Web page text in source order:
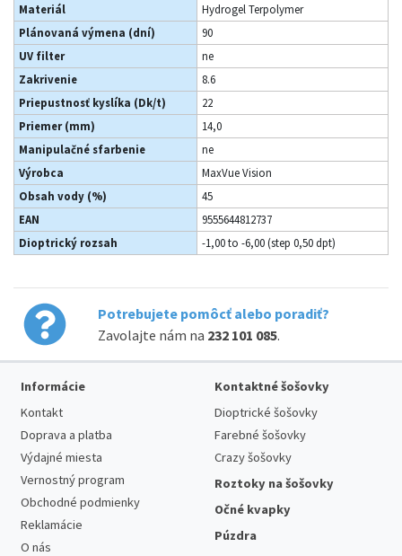
Materiál
Hydrogel Terpolymer
Plánovaná výmena (dní)
90
UV filter
ne
Zakrivenie
8.6
Priepustnosť kyslíka (Dk/t)
22
Priemer (mm)
14,0
Manipulačné sfarbenie
ne
Výrobca
MaxVue Vision
Obsah vody (%)
45
EAN
9555644812737
Dioptrický rozsah
-1,00 to -6,00 (step 0,50 dpt)
Potrebujete pomôcť alebo poradiť?
Zavolajte nám na 232 101 085.
Informácie
Kontakt
Doprava a platba
Výdajné miesta
Vernostný program
Obchodné podmienky
Reklamácie
O nás
Kontaktné šošovky
Dioptrické šošovky
Farebné šošovky
Crazy šošovky
Roztoky na šošovky
Očné kvapky
Púzdra